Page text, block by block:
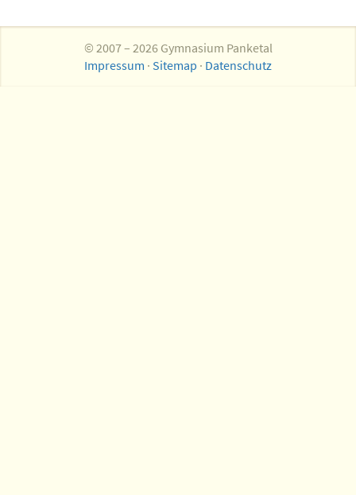
© 2007 – 2026 Gymnasium Panketal
Impressum · Sitemap · Datenschutz